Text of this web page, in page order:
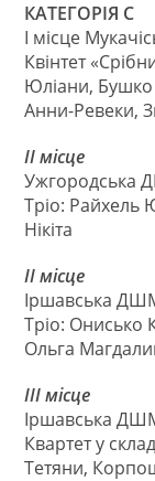
КАТЕГОРІЯ С
І місце
Квінтет
Юліани,
Анни-Ревеки,
ІІ місце
Ужгородська
Тріо: Райхель
Нікіта
ІІ місце
Іршавська
Тріо: Онисько
Ольга
ІІІ місце
Іршавська
Квартет у
Тетяни,